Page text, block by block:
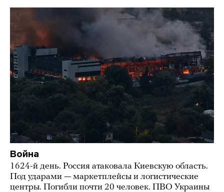
Война
1624-й день. Россия атаковала Киевскую область.
Под ударами — маркетплейсы и логистические
центры. Погибли почти 20 человек. ПВО Украины